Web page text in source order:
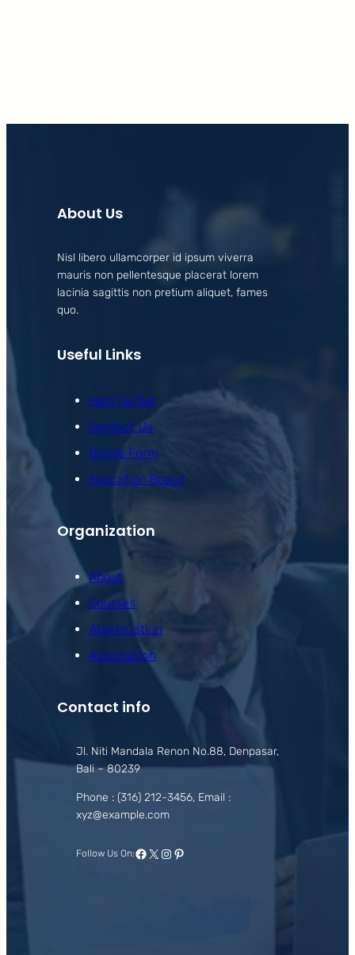
About Us
Nisl libero ullamcorper id ipsum viverra
mauris non pellentesque placerat lorem
lacinia sagittis non pretium aliquet, fames
quo.
Useful Links
Help Center
Contact Us
Online Form
Education Board
Organization
About
Courses
Appreciation
Association
Contact info
Jl. Niti Mandala Renon No.88, Denpasar,
Bali – 80239
Phone : (316) 212-3456, Email :
xyz@example.com
Follow Us On:Facebook
X Instagram
Pinterest